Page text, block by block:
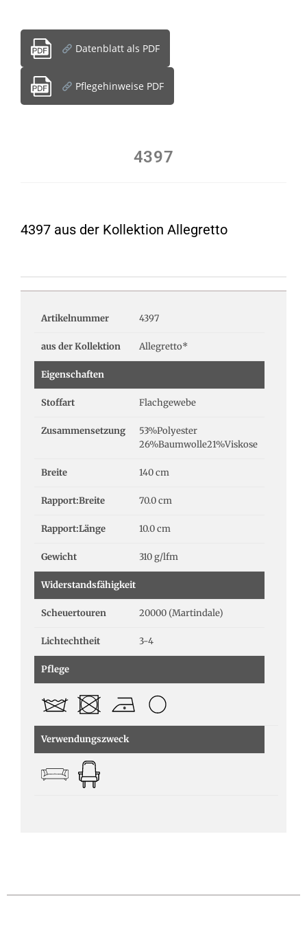
Datenblatt als PDF
Pflegehinweise PDF
4397
4397 aus der Kollektion Allegretto
Artikelnummer 4397
aus der Kollektion Allegretto*
Eigenschaften
Stoffart Flachgewebe
Zusammensetzung
53%Polyester
26%Baumwolle21%Viskose
Breite 140 cm
Rapport:Breite 70.0 cm
Rapport:Länge 10.0 cm
Gewicht 310 g/lfm
Widerstandsfähigkeit
Scheuertouren 20000 (Martindale)
Lichtechtheit 3-4
Pflege
Verwendungszweck